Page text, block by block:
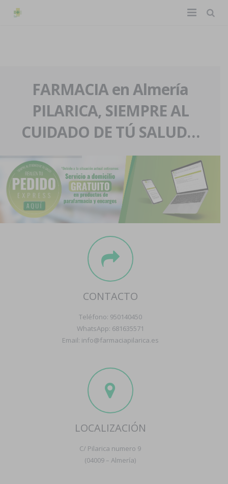
La farmacia
Nuestra historia
Nuestro equipo
Eventos
Servicios y reservas
Pedidos express
Blog
Contacto
Boletín
FARMACIA en Almería
PILARICA, SIEMPRE AL
CUIDADO DE TÚ SALUD…
CONTACTO
Teléfono: 950140450
WhatsApp: 681635571
Email: info@farmaciapilarica.es
LOCALIZACIÓN
C/ Pilarica numero 9
(04009 – Almería)